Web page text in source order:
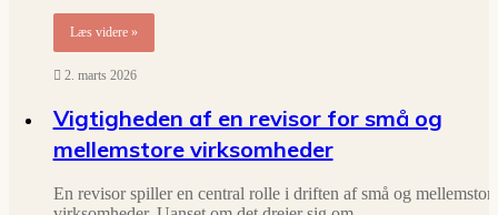
Læs videre »
2. marts 2026
Vigtigheden af en revisor for små og
mellemstore virksomheder
En revisor spiller en central rolle i driften af små og